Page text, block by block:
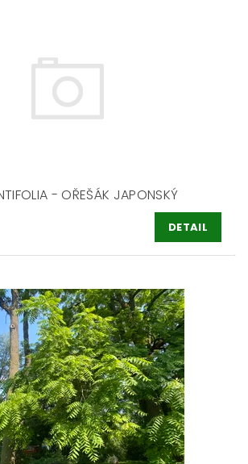
- OŘEŠÁK JAPONSKÝ
DETAIL